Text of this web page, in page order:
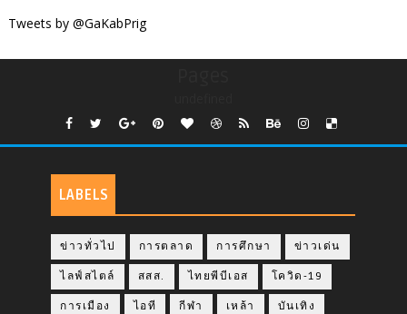
Tweets by @GaKabPrig
LABELS
ข่าวทั่วไป การตลาด การศึกษา ข่าวเด่น
ไลฟ์สไตล์ สสส. ไทยพีบีเอส โควิด-19
การเมือง ไอที กีฬา เหล้า บันเทิง